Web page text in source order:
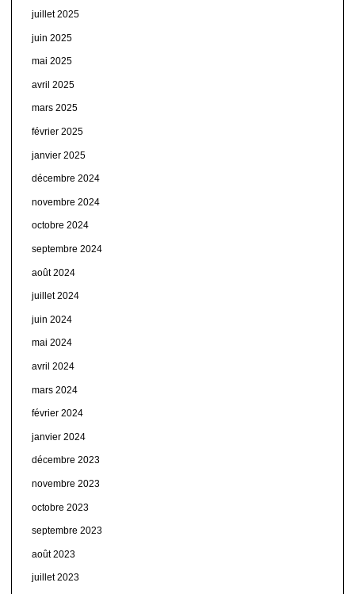
juillet 2025
juin 2025
mai 2025
avril 2025
mars 2025
février 2025
janvier 2025
décembre 2024
novembre 2024
octobre 2024
septembre 2024
août 2024
juillet 2024
juin 2024
mai 2024
avril 2024
mars 2024
février 2024
janvier 2024
décembre 2023
novembre 2023
octobre 2023
septembre 2023
août 2023
juillet 2023